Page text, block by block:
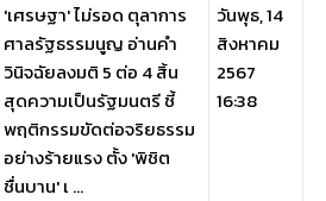
'เศรษฐา' ไม่รอด ตุลาการ
ศาลรัฐธรรมนูญ อ่านคำ
วินิจฉัยลงมติ 5 ต่อ 4 สิ้น
สุดความเป็นรัฐมนตรี ชี้
พฤติกรรมขัดต่อจริยธรรม
อย่างร้ายแรง ตั้ง 'พิชิต
ชื่นบาน' เ ...
วันพุธ, 14
สิงหาคม
2567
16:38